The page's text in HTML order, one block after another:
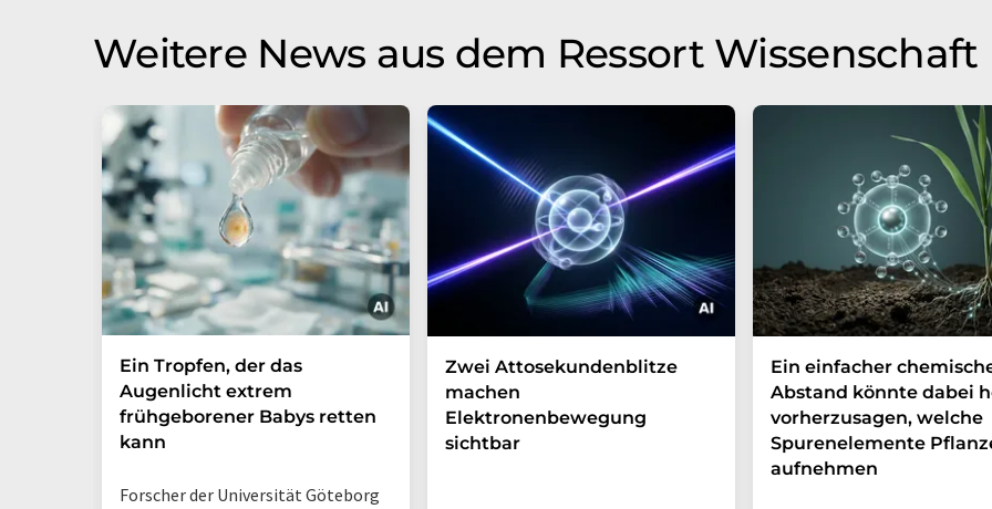
Weitere News aus dem Ressort Wissenschaft
Ein Tropfen, der das
Augenlicht extrem
frühgeborener Babys retten
kann
Forscher der Universität Göteborg
Zwei Attosekundenblitze
machen
Elektronenbewegung
sichtbar
Ein einfacher
Abstand könnte dabei
vorherzusagen, welche
Spurenelemente
aufnehmen